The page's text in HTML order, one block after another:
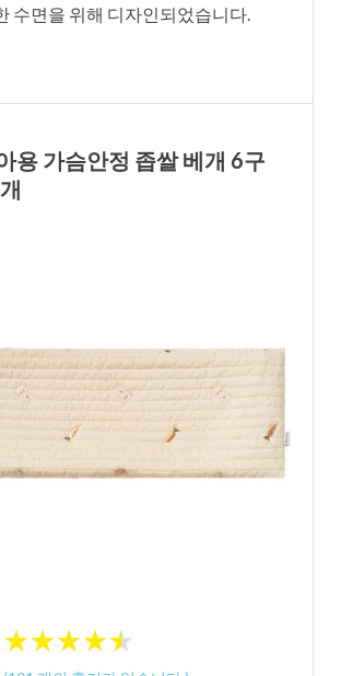
수면을 위해 디자인되었습니다.
용 가슴안정 좁쌀 베개 6구
★★★★★
★★★★★